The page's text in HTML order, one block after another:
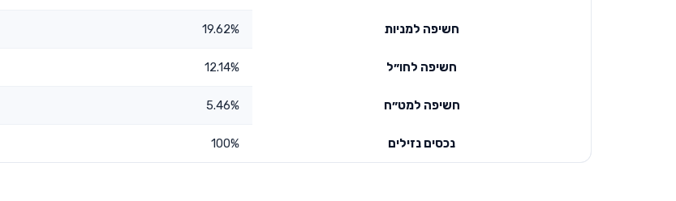
חשיפה למניות 19.62%
חשיפה לחו״ל 12.14%
חשיפה למט״ח 5.46%
נכסים נזילים 100%